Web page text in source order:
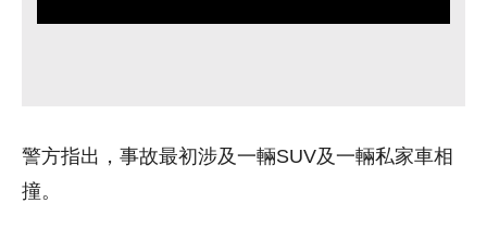
警方指出，事故最初涉及一輛SUV及一輛私家車相
撞。